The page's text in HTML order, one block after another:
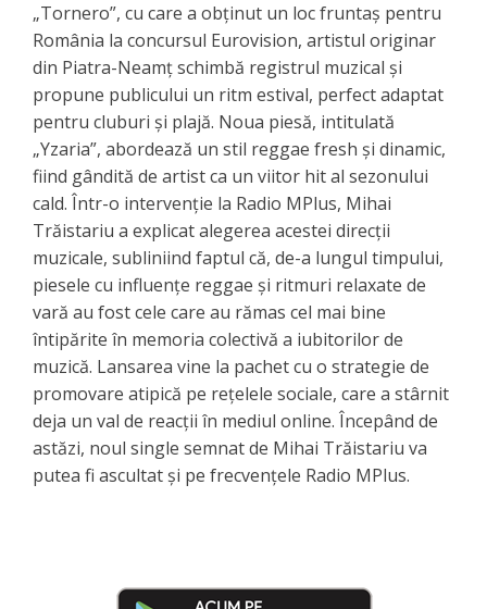
„Tornero”, cu care a obținut un loc fruntaș pentru
România la concursul Eurovision, artistul originar
din Piatra-Neamț schimbă registrul muzical și
propune publicului un ritm estival, perfect adaptat
pentru cluburi și plajă. Noua piesă, intitulată
„Yzaria”, abordează un stil reggae fresh și dinamic,
fiind gândită de artist ca un viitor hit al sezonului
cald. Într-o intervenție la Radio MPlus, Mihai
Trăistariu a explicat alegerea acestei direcții
muzicale, subliniind faptul că, de-a lungul timpului,
piesele cu influențe reggae și ritmuri relaxate de
vară au fost cele care au rămas cel mai bine
întipărite în memoria colectivă a iubitorilor de
muzică. ​Lansarea vine la pachet cu o strategie de
promovare atipică pe rețelele sociale, care a stârnit
deja un val de reacții în mediul online. Începând de
astăzi, noul single semnat de Mihai Trăistariu va
putea fi ascultat și pe frecvențele Radio MPlus.